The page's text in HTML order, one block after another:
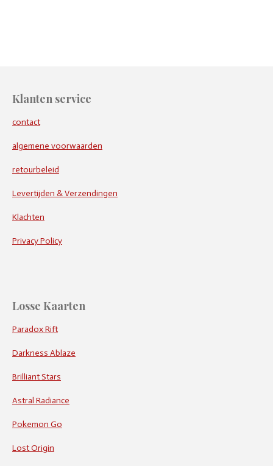
Klanten service
contact
algemene voorwaarden
retourbeleid
Levertijden & Verzendingen
Klachten
Privacy Policy
Losse Kaarten
Paradox Rift
Darkness Ablaze
Brilliant Stars
Astral Radiance
Pokemon Go
Lost Origin